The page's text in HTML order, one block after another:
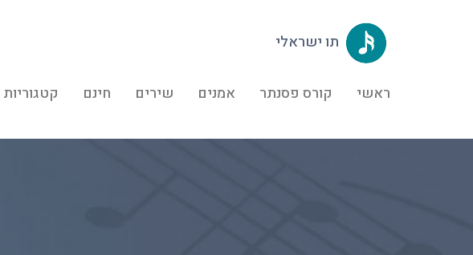
תו ישראלי
ראשי קורס פסנתר אמנים שירים חינם קטגוריות